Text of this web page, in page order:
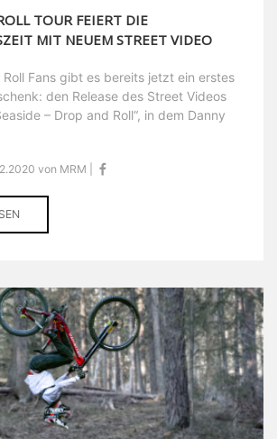
TOUR FEIERT DIE
MIT NEUEM STREET VIDEO
Roll Fans gibt es bereits jetzt ein erstes
den Release des Street Videos
– Drop and Roll“, in dem Danny
von MRM |